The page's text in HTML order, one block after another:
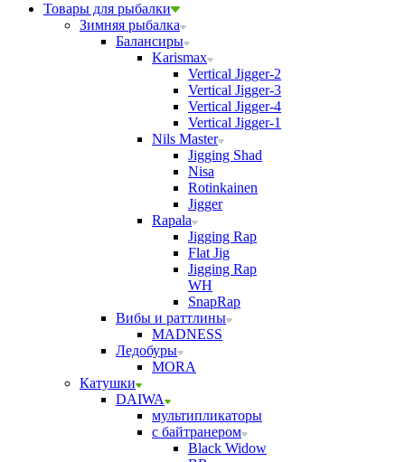
Товары для рыбалки
Зимняя рыбалка
Балансиры
Karismax
Vertical Jigger-2
Vertical Jigger-3
Vertical Jigger-4
Vertical Jigger-1
Nils Master
Jigging Shad
Nisa
Rotinkainen
Jigger
Rapala
Jigging Rap
Flat Jig
Jigging Rap
WH
SnapRap
Вибы и раттлины
MADNESS
Ледобуры
MORA
Катушки
DAIWA
мультипликаторы
с байтранером
Black Widow